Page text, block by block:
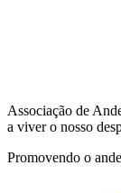
Associação de
a viver o nosso
Promovendo o